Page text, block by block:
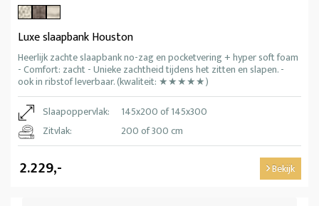
Luxe slaapbank Houston
Heerlijk zachte slaapbank no-zag en pocketvering + hyper soft foam
- Comfort: zacht - Unieke zachtheid tijdens het zitten en slapen. -
ook in ribstof leverbaar. (kwaliteit: ★★★★★)
Slaapoppervlak:
145x200 of 145x300
Zitvlak:
200 of 300 cm
2.229,- Bekijk